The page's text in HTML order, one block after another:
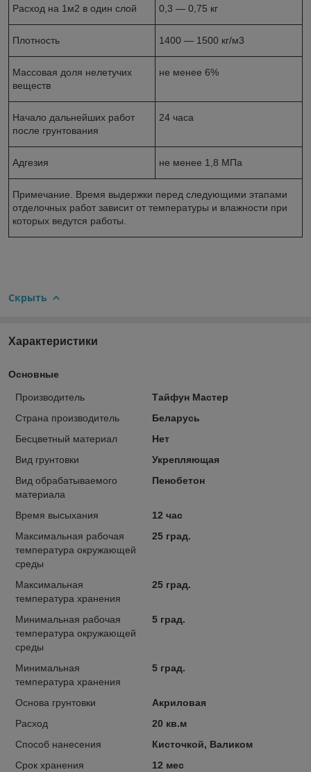
Расход на 1м2 в один слой 0,3 ― 0,75 кг
Плотность 1400 ― 1500 кг/м3
Массовая доля нелетучих
веществ
не менее 6%
Начало дальнейших работ
после грунтования
24 часа
Адгезия не менее 1,8 МПа
Примечание. Время выдержки перед следующими этапами
отделочных работ зависит от температуры и влажности при
которых ведутся работы.
Скрыть
Характеристики
Основные
Производитель
Тайфун Мастер
Страна производитель
Беларусь
Бесцветный материал
Нет
Вид грунтовки
Укрепляющая
Вид обрабатываемого
материала
Пенобетон
Время высыхания
12 час
Максимальная рабочая
температура окружающей
среды
25 град.
Максимальная
температура хранения
25 град.
Минимальная рабочая
температура окружающей
среды
5 град.
Минимальная
температура хранения
5 град.
Основа грунтовки
Акриловая
Расход
20 кв.м
Способ нанесения
Кисточкой, Валиком
Срок хранения
12 мес